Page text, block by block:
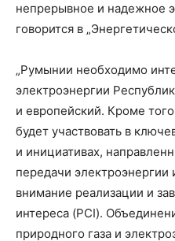
непрерывное и надежное
говорится в
„Румынии необходимо
электроэнергии
и европейский. Кроме
будет участвовать в
и инициативах,
передачи электроэнергии
внимание реализации и
интереса (PCI).
природного газа и